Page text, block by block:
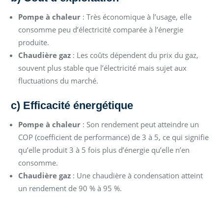
Pompe à chaleur : Très économique à l’usage, elle
consomme peu d’électricité comparée à l’énergie
produite.
Chaudière gaz : Les coûts dépendent du prix du gaz,
souvent plus stable que l’électricité mais sujet aux
fluctuations du marché.
c) Efficacité énergétique
Pompe à chaleur : Son rendement peut atteindre un
COP (coefficient de performance) de 3 à 5, ce qui signifie
qu’elle produit 3 à 5 fois plus d’énergie qu’elle n’en
consomme.
Chaudière gaz : Une chaudière à condensation atteint
un rendement de 90 % à 95 %.